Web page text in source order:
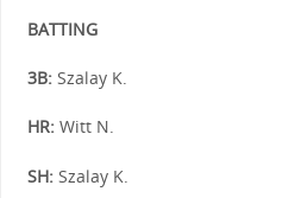
BATTING
3B:Szalay K.
HR:Witt N.
SH:Szalay K.